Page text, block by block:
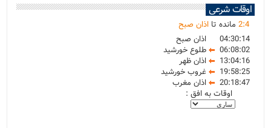
اوقات شرعی
2:4 مانده تااذان صبح
04:30:14
اذان صبح
06:08:02
طلوع خورشید
13:04:16
اذان ظهر
19:58:25
غروب خورشید
20:18:47
اذان مغرب
اوقات به افق :